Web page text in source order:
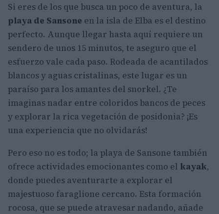
Si eres de los que busca un poco de aventura, la
playa de Sansone en la isla de Elba es el destino
perfecto. Aunque llegar hasta aquí requiere un
sendero de unos 15 minutos, te aseguro que el
esfuerzo vale cada paso. Rodeada de acantilados
blancos y aguas cristalinas, este lugar es un
paraíso para los amantes del snorkel. ¿Te
imaginas nadar entre coloridos bancos de peces
y explorar la rica vegetación de posidonia? ¡Es
una experiencia que no olvidarás!
Pero eso no es todo; la playa de Sansone también
ofrece actividades emocionantes como el kayak,
donde puedes aventurarte a explorar el
majestuoso faraglione cercano. Esta formación
rocosa, que se puede atravesar nadando, añade